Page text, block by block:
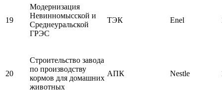
19
Модернизация
Невинномысской и
Среднеуральской
ГРЭС
ТЭК Enel
20
Строительство завода
по производству
кормов для домашних
животных
АПК Nestle